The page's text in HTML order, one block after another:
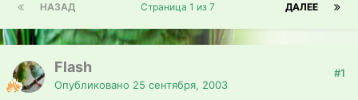
НАЗАД ДАЛЕЕ
Страница 1 из 7
Flash
Опубликовано 25 сентября, 2003
#1